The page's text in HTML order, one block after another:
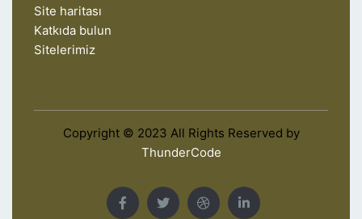
Site haritası
Katkıda bulun
Sitelerimiz
Copyright © 2023 All Rights Reserved by
ThunderCode